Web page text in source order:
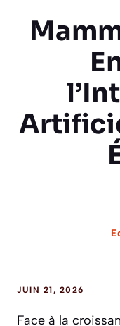
JUIN 21, 2026
Face à la